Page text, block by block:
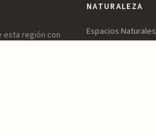
esta región con
NATURALEZA
Espacios Naturales